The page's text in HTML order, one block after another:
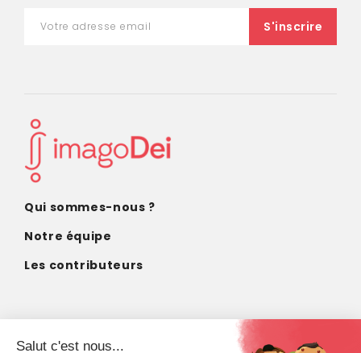
Qui sommes-nous ?
Notre équipe
Les contributeurs